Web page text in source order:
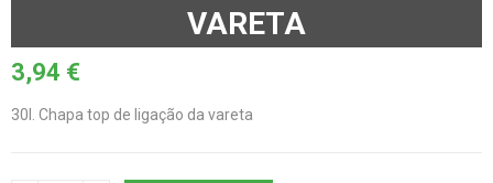
VARETA
3,94 €
30I. Chapa top de ligação da vareta